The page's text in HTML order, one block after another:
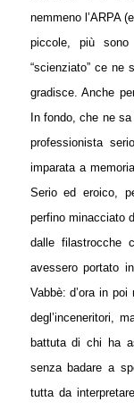
nemmeno l’ARPA
piccole, più
“scienziato” ce ne
gradisce. Anche
In fondo, che ne
professionista
imparata a
Serio ed eroico,
perfino minacciato
dalle filastrocche
avessero portato
Vabbè: d’ora in
degl’inceneritori,
battuta di chi ha
senza badare a
tutta da